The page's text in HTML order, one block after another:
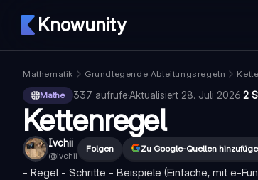
Knowunity
Mathematik Grundlegende Ableitungsregeln
Mathe
337 aufrufe·Aktualisiert 28. Juli 2026·2
Kettenregel
Ivchii
@ivchii
Folgen Zu Google-Quellen
- Regel - Schritte - Beispiele (Einfache, mit e-